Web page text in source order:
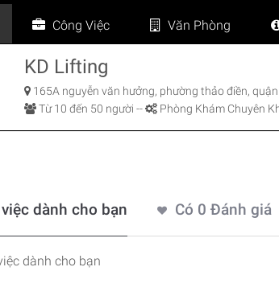
Công Việc Văn Phòng
KD Lifting
165A nguyễn văn hưởng, phường thảo điền,
Từ 10 đến 50 người -- Phòng Khám Chuyên
dành cho bạn Có 0 Đánh giá
dành cho bạn